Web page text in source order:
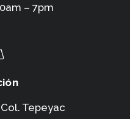
– 7pm
Tepeyac